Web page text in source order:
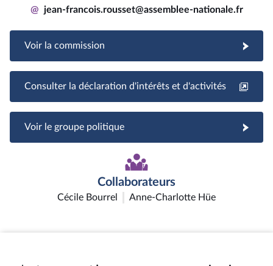
@ jean-francois.rousset@assemblee-nationale.fr
Voir la commission
Consulter la déclaration d'intérêts et d'activités
Voir le groupe politique
Collaborateurs
Cécile Bourrel Anne-Charlotte Hüe